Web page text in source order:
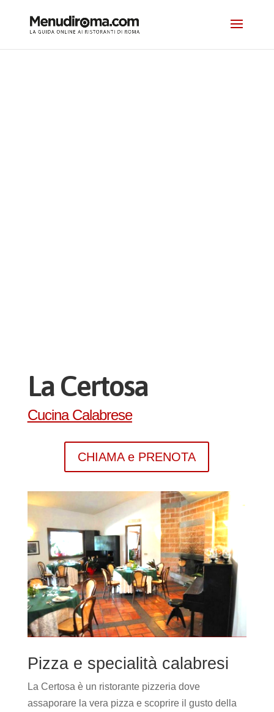
La Certosa
Cucina Calabrese
CHIAMA e PRENOTA
Pizza e specialità calabresi
La Certosa è un ristorante pizzeria dove
assaporare la vera pizza e scoprire il gusto della